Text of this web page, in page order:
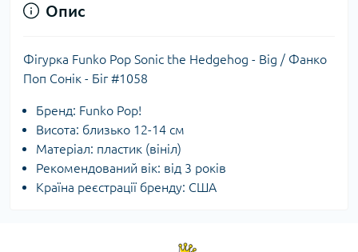
Опис
Фігурка Funko Pop Sonic the Hedgehog - Big / Фанко
Поп Сонік - Біг #1058
Бренд: Funko Pop!
Висота: близько 12-14 см
Матеріал: пластик (вініл)
Рекомендований вік: від 3 років
Країна реєстрації бренду: США